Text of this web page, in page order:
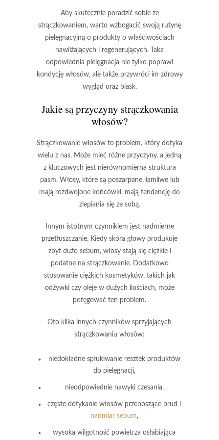
Aby skutecznie poradzić sobie ze
strączkowaniem, warto wzbogacić swoją rutynę
pielęgnacyjną o produkty o właściwościach
nawilżających i regenerujących. Taka
odpowiednia pielęgnacja nie tylko poprawi
kondycję włosów, ale także przywróci im zdrowy
wygląd oraz blask.
Jakie są przyczyny strączkowania
włosów?
Strączkowanie włosów to problem, który dotyka
wielu z nas. Może mieć różne przyczyny, a jedną
z kluczowych jest nierównomierna struktura
pasm. Włosy, które są poszarpane, łamliwe lub
mają rozdwojone końcówki, mają tendencję do
zlepiania się ze sobą.
Innym istotnym czynnikiem jest nadmierne
przetłuszczanie. Kiedy skóra głowy produkuje
zbyt dużo sebum, włosy stają się ciężkie i
podatne na strączkowanie. Dodatkowo
stosowanie ciężkich kosmetyków, takich jak
odżywki czy oleje w dużych ilościach, może
potęgować ten problem.
Oto kilka innych czynników sprzyjających
strączkowaniu włosów:
niedokładne spłukiwanie resztek produktów
do pielęgnacji,
nieodpowiednie nawyki czesania,
częste dotykanie włosów przenoszące brud i
nadmiar sebum,
wysoka wilgotność powietrza osłabiająca